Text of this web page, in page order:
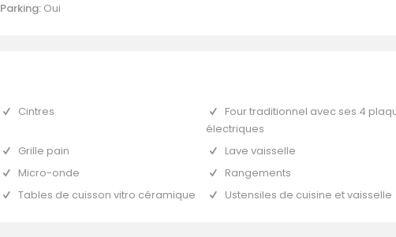
Parking:Oui
Cintres
Four traditionnel avec ses 4
électriques
Grille pain
Lave vaisselle
Micro-onde
Rangements
Tables de cuisson vitro céramique Ustensiles de cuisine et vaisselle